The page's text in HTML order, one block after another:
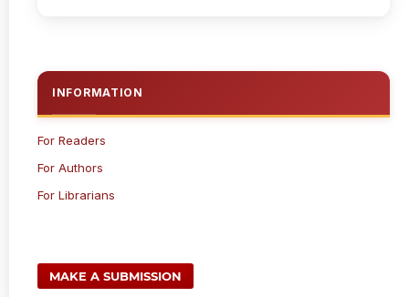
INFORMATION
For Readers
For Authors
For Librarians
MAKE A SUBMISSION